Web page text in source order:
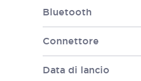
Bluetooth
Connettore
Data di lancio